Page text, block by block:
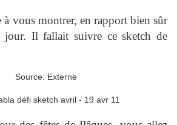
à vous montrer, en rapport bien sûr
jour. Il fallait suivre ce sketch de